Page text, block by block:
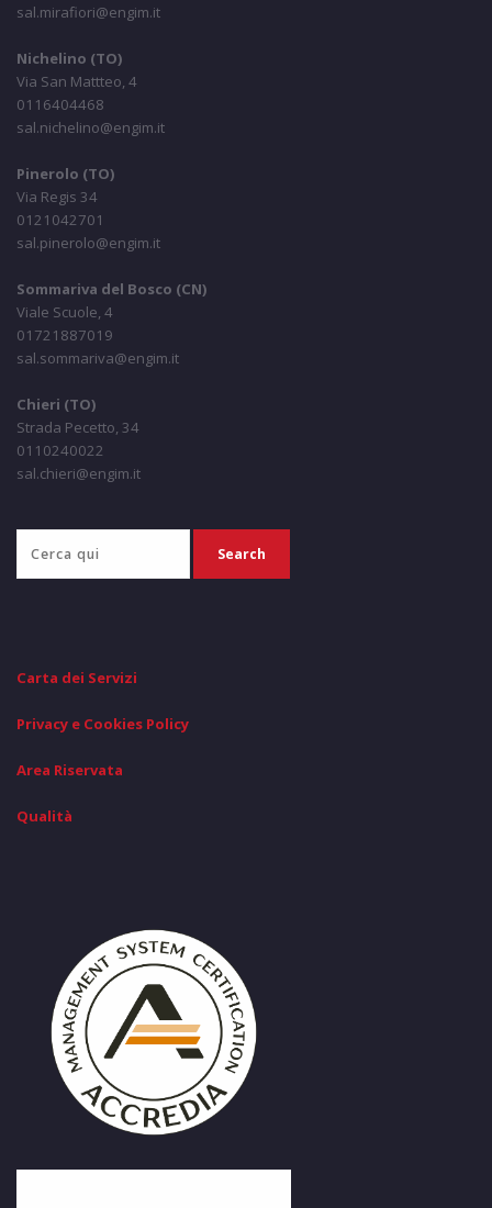
sal.mirafiori@engim.it
Nichelino (TO)
Via San Mattteo, 4
0116404468
sal.nichelino@engim.it
Pinerolo (TO)
Via Regis 34
0121042701
sal.pinerolo@engim.it
Sommariva del Bosco (CN)
Viale Scuole, 4
01721887019
sal.sommariva@engim.it
Chieri (TO)
Strada Pecetto, 34
0110240022
sal.chieri@engim.it
Carta dei Servizi
Privacy e Cookies Policy
Area Riservata
Qualità